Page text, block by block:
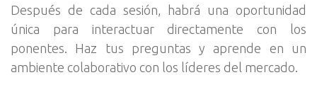
Después de cada sesión, habrá una oportunidad
única para interactuar directamente con los
ponentes. Haz tus preguntas y aprende en un
ambiente colaborativo con los líderes del mercado.